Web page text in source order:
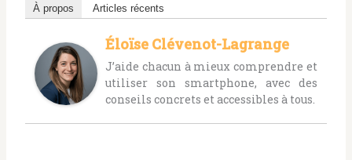
À propos Articles récents
Éloïse Clévenot-Lagrange
J’aide chacun à mieux comprendre et
utiliser son smartphone, avec des
conseils concrets et accessibles à tous.